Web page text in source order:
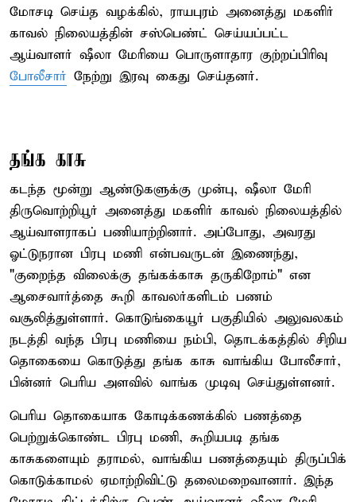
மோசடி செய்த வழக்கில், ராயபுரம் அனைத்து மகளிர்
காவல் நிலையத்தின் சஸ்பெண்ட் செய்யப்பட்ட
ஆய்வாளர் ஷீலா மேரியை பொருளாதார குற்றப்பிரிவு
போலீசார் நேற்று இரவு கைது செய்தனர்.
தங்க காசு
கடந்த மூன்று ஆண்டுகளுக்கு முன்பு, ஷீலா மேரி
திருவொற்றியூர் அனைத்து மகளிர் காவல் நிலையத்தில்
ஆய்வாளராகப் பணியாற்றினார். அப்போது, அவரது
ஓட்டுநரான பிரபு மணி என்பவருடன் இணைந்து,
"குறைந்த விலைக்கு தங்கக்காசு தருகிறோம்" என
ஆசைவார்த்தை கூறி காவலர்களிடம் பணம்
வசூலித்துள்ளார். கொடுங்கையூர் பகுதியில் அலுவலகம்
நடத்தி வந்த பிரபு மணியை நம்பி, தொடக்கத்தில் சிறிய
தொகையை கொடுத்து தங்க காசு வாங்கிய போலீசார்,
பின்னர் பெரிய அளவில் வாங்க முடிவு செய்துள்ளனர்.
பெரிய தொகையாக கோடிக்கணக்கில் பணத்தை
பெற்றுக்கொண்ட பிரபு மணி, கூறியபடி தங்க
காசுகளையும் தராமல், வாங்கிய பணத்தையும் திருப்பிக்
கொடுக்காமல் ஏமாற்றிவிட்டு தலைமறைவானார். இந்த